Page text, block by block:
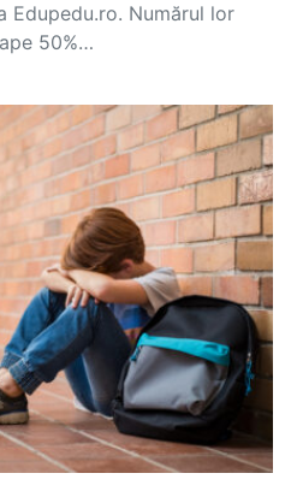
Numărul lor
50%…